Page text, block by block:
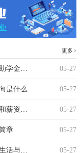
更多
政策 05-27
是什么 05-27
水平 05-27
章 05-27
律要求‌ 05-27